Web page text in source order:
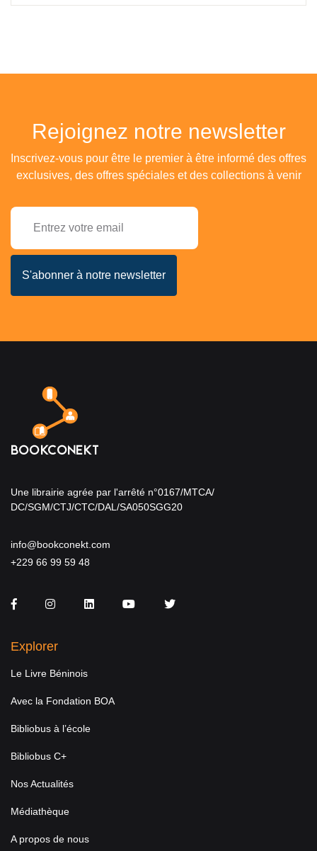
Rejoignez notre newsletter
Inscrivez-vous pour être le premier à être informé des offres
exclusives, des offres spéciales et des collections à venir
Une librairie agrée par l'arrêté n°0167/MTCA/
DC/SGM/CTJ/CTC/DAL/SA050SGG20
info@bookconekt.com
+229 66 99 59 48
FacebookInstagramLinkedInYou TubeTwitter
Explorer
Le Livre Béninois
Avec la Fondation BOA
Bibliobus à l’école
Bibliobus C+
Nos Actualités
Médiathèque
A propos de nous